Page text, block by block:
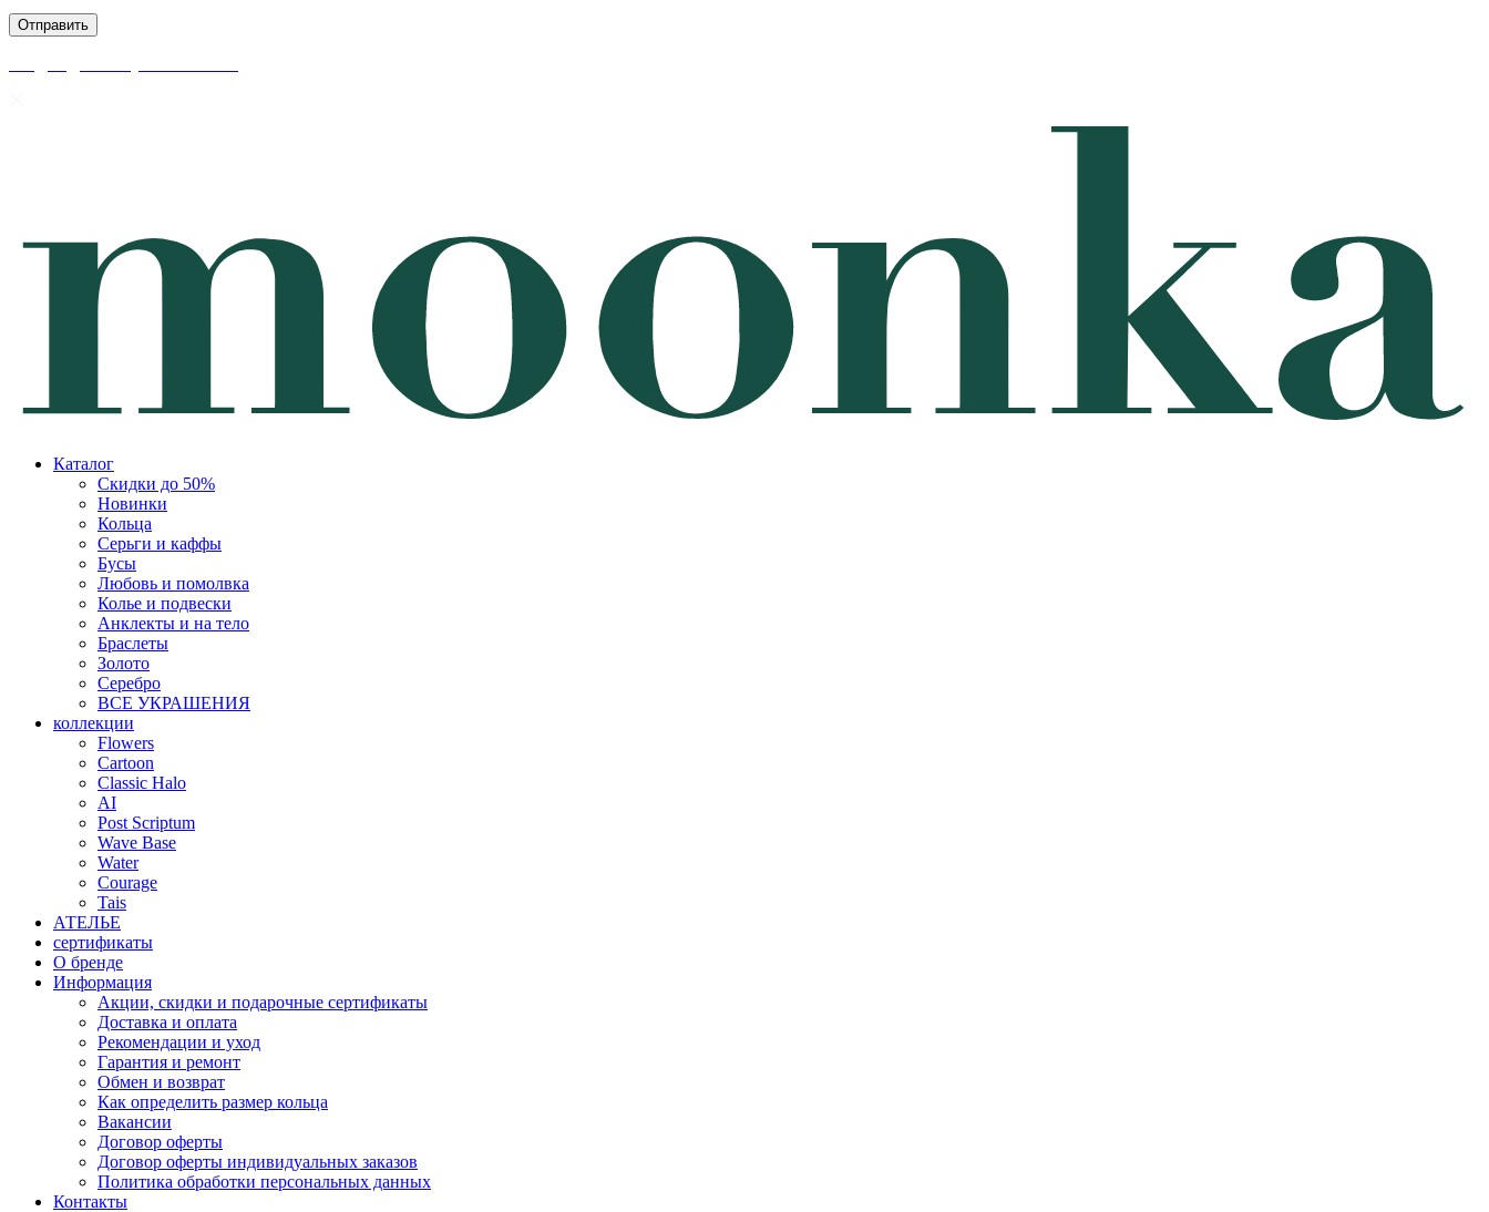
Каталог
Скидки до 50%
Новинки
Кольца
Серьги и каффы
Бусы
Любовь и помолвка
Колье и подвески
Анклекты и на тело
Браслеты
Золото
Серебро
ВСЕ УКРАШЕНИЯ
коллекции
Flowers
Cartoon
Classic Halo
AI
Post Scriptum
Wave Base
Water
Courage
Tais
АТЕЛЬЕ
сертификаты
О бренде
Информация
Акции, скидки и подарочные сертификаты
Доставка и оплата
Рекомендации и уход
Гарантия и ремонт
Обмен и возврат
Как определить размер кольца
Вакансии
Договор оферты
Договор оферты индивидуальных заказов
Политика обработки персональных данных
Контакты